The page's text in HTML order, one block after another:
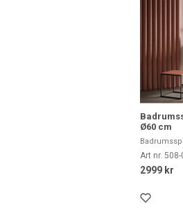
Ø60 cm
Art nr. 508-
2999 kr